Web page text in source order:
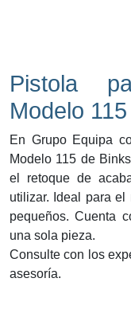
Pistola
Modelo 115
En Grupo Equipa
Modelo 115 de
el retoque de
utilizar. Ideal para el
pequeños. Cuenta
una sola pieza.
Consulte con los
asesoría.